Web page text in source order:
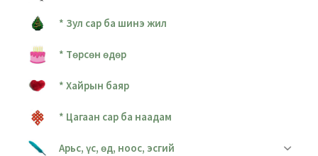
* Зул сар ба шинэ жил
* Төрсөн өдөр
* Хайрын баяр
* Цагаан сар ба наадам
Арьс, үс, өд, ноос, эсгий